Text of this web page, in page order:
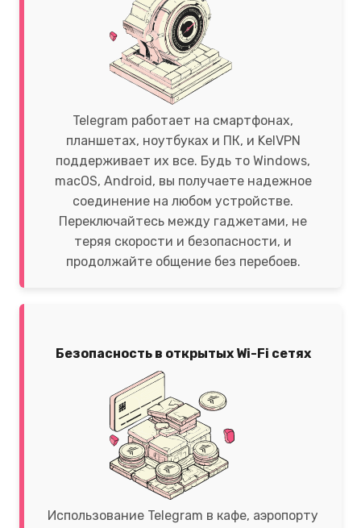
Telegram работает на смартфонах,
планшетах, ноутбуках и ПК, и KelVPN
поддерживает их все. Будь то Windows,
macOS, Android, вы получаете надежное
соединение на любом устройстве.
Переключайтесь между гаджетами, не
теряя скорости и безопасности, и
продолжайте общение без перебоев.
Безопасность в открытых Wi-Fi сетях
Использование Telegram в кафе, аэропорту